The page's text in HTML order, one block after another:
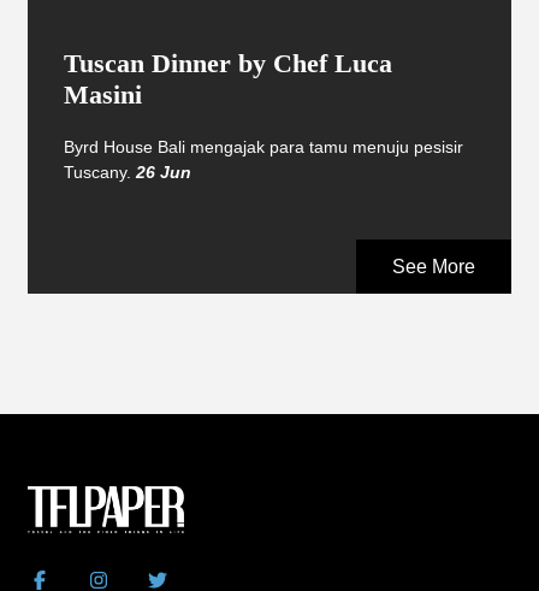
Tuscan Dinner by Chef Luca
Masini
Byrd House Bali mengajak para tamu menuju pesisir
Tuscany.26 Jun
See More